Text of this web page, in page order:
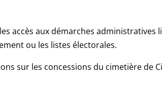
accès aux démarches administratives
ou les listes électorales.
sur les concessions du cimetière de